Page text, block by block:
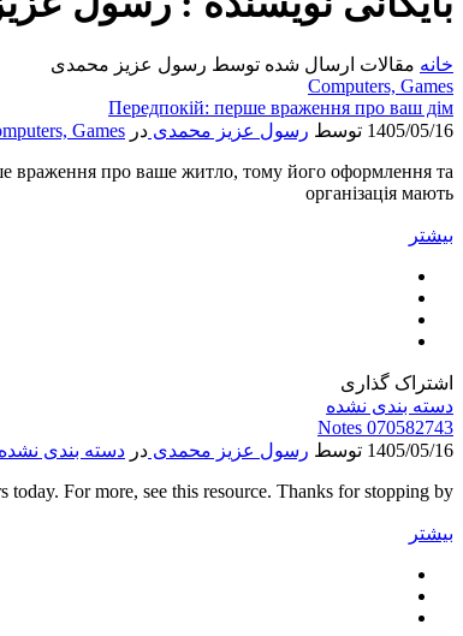
خانه مقالات ارسال شده توسط رسول عزیز محمدی
Computers, Games
Передпокій: перше враження про ваш дім
1405/05/16 توسط رسول عزیز محمدی در Games
враження про ваше житло, тому його оформлення та
організація мають
بیشتر
اشتراک گذاری
دسته بندی نشده
Notes 070582743
1405/05/16 توسط رسول عزیز محمدی در دسته بندی نشده
today. For more, see this resource. Thanks for stopping by.
بیشتر